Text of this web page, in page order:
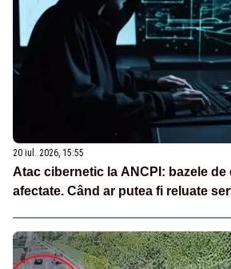
20 iul. 2026, 15:55
Atac cibernetic la ANCPI: bazele de
afectate. Când ar putea fi reluate